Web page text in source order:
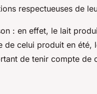
respectueuses de
: en effet, le lait
de celui produit en été,
de tenir compte de